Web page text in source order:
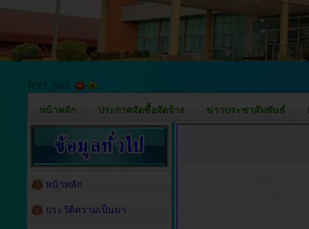
TEXT_SIZE
หน้าหลัก ประกาศจัดซื้อจัดจ้าง ข่าวประชาสัมพันธ์
หน้าหลัก
ประวัติความเป็นมา